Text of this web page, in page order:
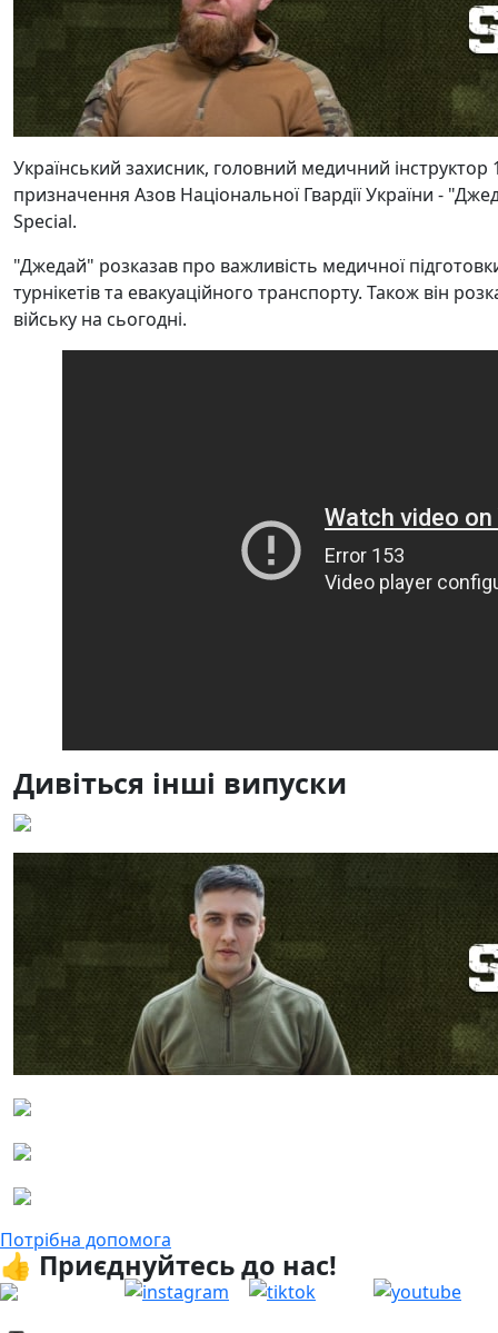
Український захисник, головний медичний інструктор
призначення Азов Національної Гвардії України -
Special.
"Джедай" розказав про важливість медичної
турнікетів та евакуаційного транспорту. Також він
війську на сьогодні.
Дивіться інші випуски
Потрібна допомога
👍 Приєднуйтесь до нас!